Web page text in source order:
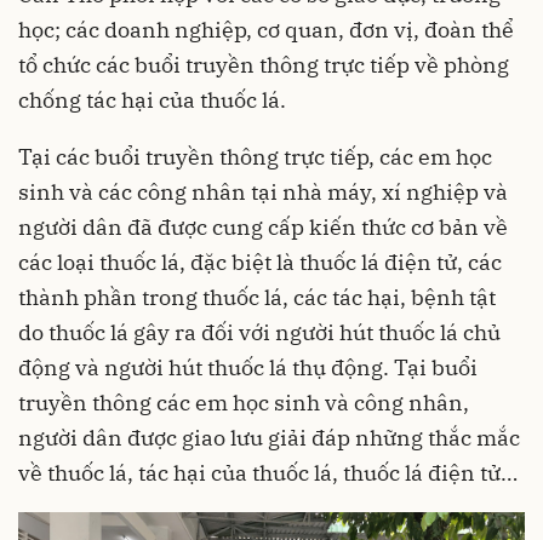
học; các doanh nghiệp, cơ quan, đơn vị, đoàn thể
tổ chức các buổi truyền thông trực tiếp về phòng
chống tác hại của thuốc lá.
Tại các buổi truyền thông trực tiếp, các em học
sinh và các công nhân tại nhà máy, xí nghiệp và
người dân đã được cung cấp kiến thức cơ bản về
các loại thuốc lá, đặc biệt là thuốc lá điện tử, các
thành phần trong thuốc lá, các tác hại, bệnh tật
do thuốc lá gây ra đối với người hút thuốc lá chủ
động và người hút thuốc lá thụ động. Tại buổi
truyền thông các em học sinh và công nhân,
người dân được giao lưu giải đáp những thắc mắc
về thuốc lá, tác hại của thuốc lá, thuốc lá điện tử…